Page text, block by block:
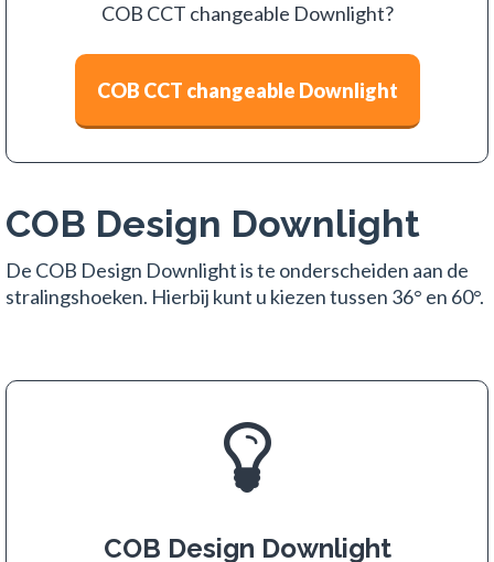
COB CCT changeable Downlight?
COB CCT changeable Downlight
COB Design Downlight
De COB Design Downlight is te onderscheiden aan de
stralingshoeken. Hierbij kunt u kiezen tussen 36° en 60°.
COB Design Downlight